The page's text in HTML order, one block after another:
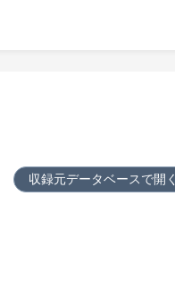
収録元データベースで開く